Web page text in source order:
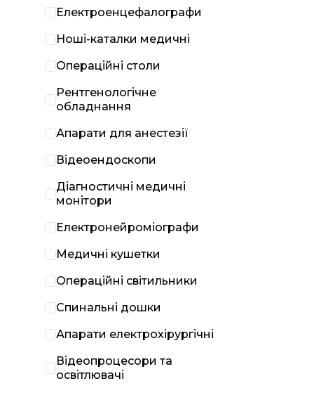
Електроенцефалографи
Ноші-каталки медичні
Операційні столи
Рентгенологічне
обладнання
Апарати для анестезії
Відеоендоскопи
Діагностичні медичні
монітори
Електронейроміографи
Медичні кушетки
Операційні світильники
Спинальні дошки
Апарати електрохірургічні
Відеопроцесори та
освітлювачі